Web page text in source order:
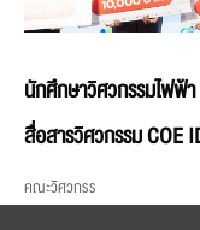
นักศึกษาวิศวกรรมไฟฟ้
สื่อสารวิศวกรรม COE
คณะวิศวกรร